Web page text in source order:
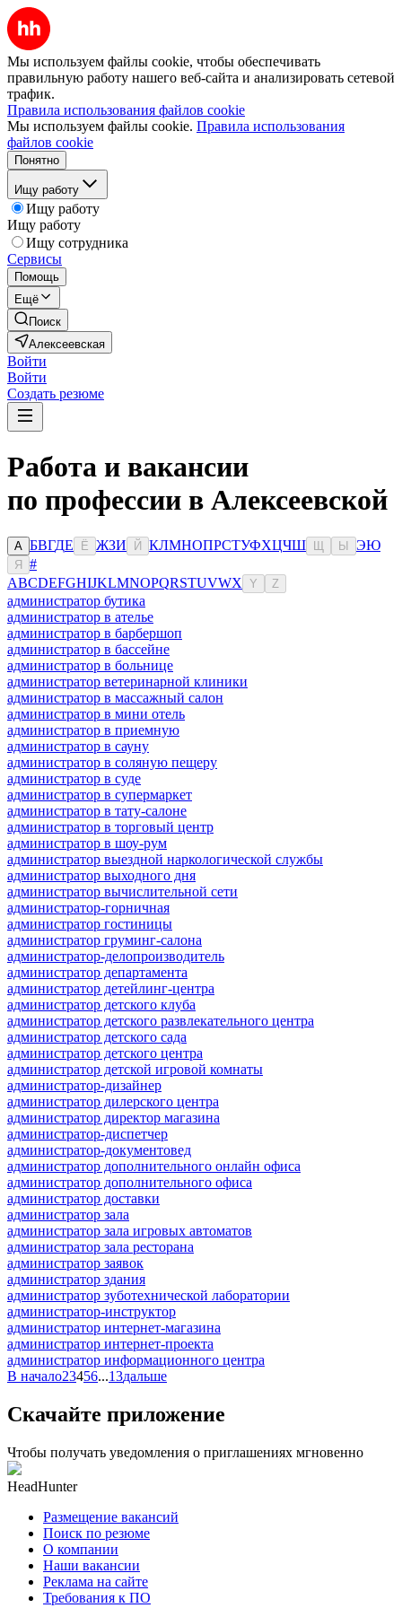
Мы используем файлы cookie, чтобы обеспечивать
правильную работу нашего веб-сайта и анализировать сетевой
трафик.
Правила использования файлов cookie
Мы используем файлы cookie. Правила использования
файлов cookie
Понятно
Ищу работу
Ищу работу
Ищу работу
Ищу сотрудника
Сервисы
Помощь
Ещё
Поиск
Алексеевская
Войти
Войти
Создать резюме
Работа и вакансии
по профессии в Алексеевской
А БВГДЕ Ё ЖЗИ Й КЛМНОПРСТУФХЦЧШ Ы ЭЮ
Я
#
ABCDEFGHIJKLMNOPQRSTUVWX Y Z
администратор бутика
администратор в ателье
администратор в барбершоп
администратор в бассейне
администратор в больнице
администратор ветеринарной клиники
администратор в массажный салон
администратор в мини отель
администратор в приемную
администратор в сауну
администратор в соляную пещеру
администратор в суде
администратор в супермаркет
администратор в тату-салоне
администратор в торговый центр
администратор в шоу-рум
администратор выездной наркологической службы
администратор выходного дня
администратор вычислительной сети
администратор-горничная
администратор гостиницы
администратор груминг-салона
администратор-делопроизводитель
администратор департамента
администратор детейлинг-центра
администратор детского клуба
администратор детского развлекательного центра
администратор детского сада
администратор детского центра
администратор детской игровой комнаты
администратор-дизайнер
администратор дилерского центра
администратор директор магазина
администратор-диспетчер
администратор-документовед
администратор дополнительного онлайн офиса
администратор дополнительного офиса
администратор доставки
администратор зала
администратор зала игровых автоматов
администратор зала ресторана
администратор заявок
администратор здания
администратор зуботехнической лаборатории
администратор-инструктор
администратор интернет-магазина
администратор интернет-проекта
администратор информационного центра
В начало23456...13дальше
Скачайте приложение
Чтобы получать уведомления о приглашениях мгновенно
HeadHunter
Размещение вакансий
Поиск по резюме
О компании
Наши вакансии
Реклама на сайте
Требования к ПО